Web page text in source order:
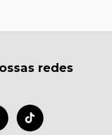
redes